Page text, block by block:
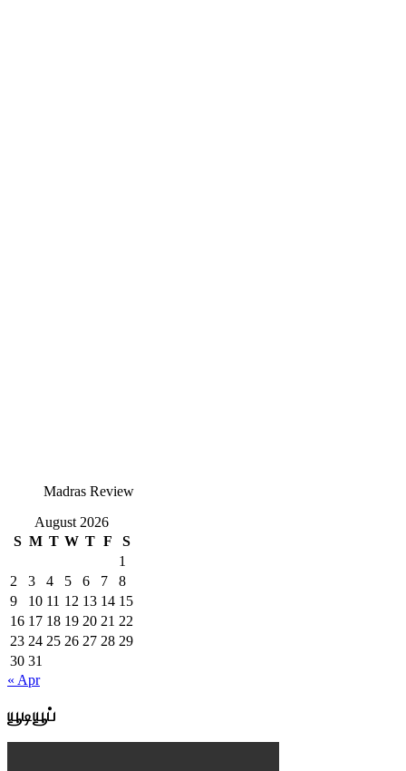
Madras Review
August 2026
S M T W T F
S
1
2
3 4 5 6 7
8
9
10 11 12 13 14 15
16 17 18 19 20 21 22
23 24 25 26 27 28 29
30 31
« Apr
யூடியூப்